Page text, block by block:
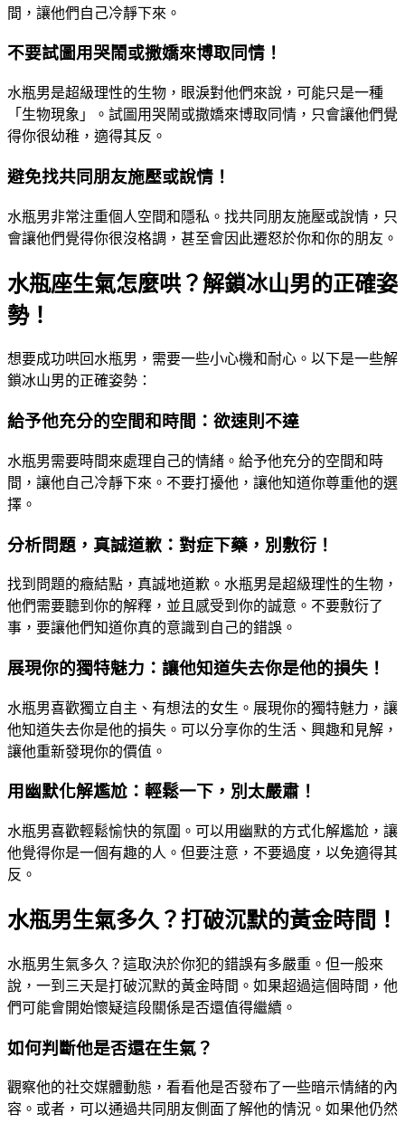
間，讓他們自己冷靜下來。
不要試圖用哭鬧或撒嬌來博取同情！
水瓶男是超級理性的生物，眼淚對他們來說，可能只是一種
「生物現象」。試圖用哭鬧或撒嬌來博取同情，只會讓他們覺
得你很幼稚，適得其反。
避免找共同朋友施壓或說情！
水瓶男非常注重個人空間和隱私。找共同朋友施壓或說情，只
會讓他們覺得你很沒格調，甚至會因此遷怒於你和你的朋友。
水瓶座生氣怎麼哄？解鎖冰山男的正確姿
勢！
想要成功哄回水瓶男，需要一些小心機和耐心。以下是一些解
鎖冰山男的正確姿勢：
給予他充分的空間和時間：欲速則不達
水瓶男需要時間來處理自己的情緒。給予他充分的空間和時
間，讓他自己冷靜下來。不要打擾他，讓他知道你尊重他的選
擇。
分析問題，真誠道歉：對症下藥，別敷衍！
找到問題的癥結點，真誠地道歉。水瓶男是超級理性的生物，
他們需要聽到你的解釋，並且感受到你的誠意。不要敷衍了
事，要讓他們知道你真的意識到自己的錯誤。
展現你的獨特魅力：讓他知道失去你是他的損失！
水瓶男喜歡獨立自主、有想法的女生。展現你的獨特魅力，讓
他知道失去你是他的損失。可以分享你的生活、興趣和見解，
讓他重新發現你的價值。
用幽默化解尷尬：輕鬆一下，別太嚴肅！
水瓶男喜歡輕鬆愉快的氛圍。可以用幽默的方式化解尷尬，讓
他覺得你是一個有趣的人。但要注意，不要過度，以免適得其
反。
水瓶男生氣多久？打破沉默的黃金時間！
水瓶男生氣多久？這取決於你犯的錯誤有多嚴重。但一般來
說，一到三天是打破沉默的黃金時間。如果超過這個時間，他
們可能會開始懷疑這段關係是否還值得繼續。
如何判斷他是否還在生氣？
觀察他的社交媒體動態，看看他是否發布了一些暗示情緒的內
容。或者，可以通過共同朋友側面了解他的情況。如果他仍然